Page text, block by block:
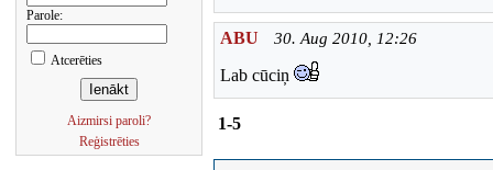
Parole:
Atcerēties
Aizmirsi paroli?
Reģistrēties
ABU 30. Aug 2010, 12:26
Lab cūciņ
1-5